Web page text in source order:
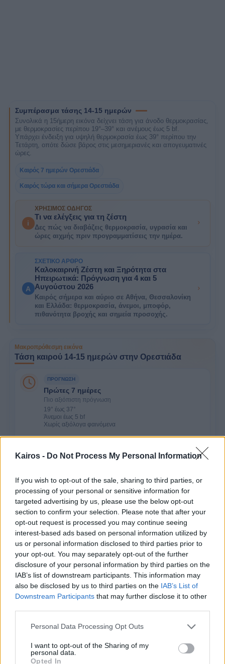
Kairos - Do Not Process My Personal Information
If you wish to opt-out of the sale, sharing to third parties, or
processing of your personal or sensitive information for
targeted advertising by us, please use the below opt-out
section to confirm your selection. Please note that after your
opt-out request is processed you may continue seeing
interest-based ads based on personal information utilized by
us or personal information disclosed to third parties prior to
your opt-out. You may separately opt-out of the further
disclosure of your personal information by third parties on the
IAB’s list of downstream participants. This information may
also be disclosed by us to third parties on the IAB’s List of
Downstream Participants that may further disclose it to other
Please note that this website/app uses one or more Google
not limited to your visit or usage behaviour. You may click to
grant or deny consent to Google and its third-party tags to
Personal Data Processing Opt Outs
I want to opt-out of the Sharing of my
personal data.
Opted In
Συμπέρασμα τάσης 14-15 ημερών
Συνολικά η 15ήμερη εικόνα δείχνει τάση για άνοδο θερμοκρασίας,
με θερμοκρασίες περίπου 19°–39° και ανέμους έως 5 bf.
Υπάρχει ένδειξη για υψηλή θερμοκρασία έως 39° περίπου την
Τετάρτη, οπότε δώσε βάρος στις μεσημεριανές και απογευματινές
ώρες.
Καιρός 7 ημερών Ορεστιάδα
Καιρός τώρα και σήμερα Ορεστιάδα
i
ΧΡΉΣΙΜΟΣ ΟΔΗΓΌΣ
Τι να ελέγξεις για τη ζέστη
Δες πώς να διαβάζεις θερμοκρασία, υγρασία και
ώρες αιχμής πριν προγραμματίσεις την ημέρα.
A
ΣΧΕΤΙΚΌ ΆΡΘΡΟ
Καλοκαιρινή Ζέστη και Ξηρότητα στα
Ηπειρωτικά: Πρόγνωση για 4 και 5
Αυγούστου 2026
Καιρός σήμερα και αύριο σε Αθήνα, Θεσσαλονίκη
και Ελλάδα: θερμοκρασία, άνεμοι, μποφόρ,
πιθανότητα βροχής και σημεία προσοχής.
Μακροπρόθεσμη εικόνα
Τάση καιρού 14-15 ημερών στην Ορεστιάδα
ΠΡΌΓΝΩΣΗ
Πρώτες 7 ημέρες
Πιο αξιόπιστη πρόγνωση
19° έως 37°
Άνεμοι έως 5 bf
Χωρίς αξιόλογα φαινόμενα
Ημέρες 8-15
Μακροπρόθεσμη τάση
20° έως 39°
Τάση για άνοδο θερμοκρασίας
Χωρίς αξιόλογα φαινόμενα
Οι τελευταίες ημέρες δείχνουν τάση και μπορεί να αλλάξουν με τα
νεότερα δεδομένα.
Αναλυτική τάση 14-15 ημερών
Χρησιμοποίησε τη λίστα για γρήγορο scan, με περισσότερη
βαρύτητα στις κοντινές ημέρες.
15 ημέρες
ΠΑΡ
07/08 Αραιή Συννεφιά